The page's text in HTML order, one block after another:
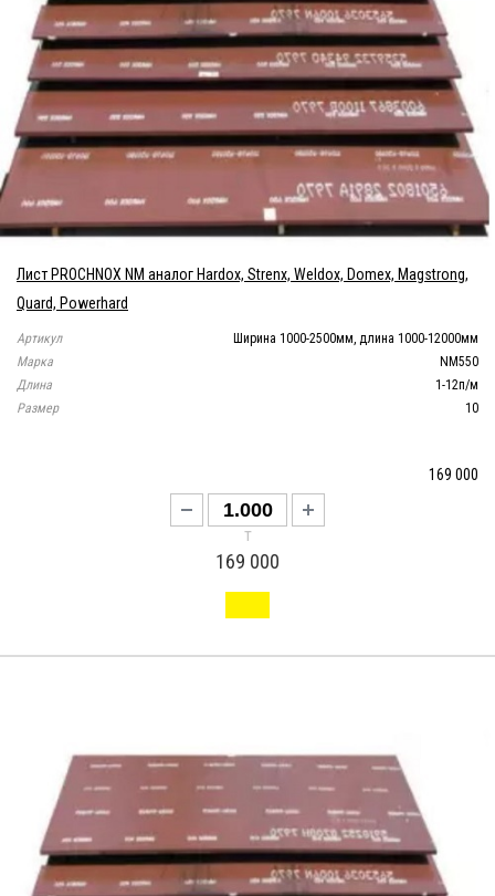
Лист PROCHNOX NM аналог Hardox, Strenx, Weldox, Domex, Magstrong,
Quard, Powerhard
Артикул
Ширина 1000-2500мм, длина 1000-12000мм
Марка
NM550
Длина
1-12п/м
Размер
10
169 000
т
169 000